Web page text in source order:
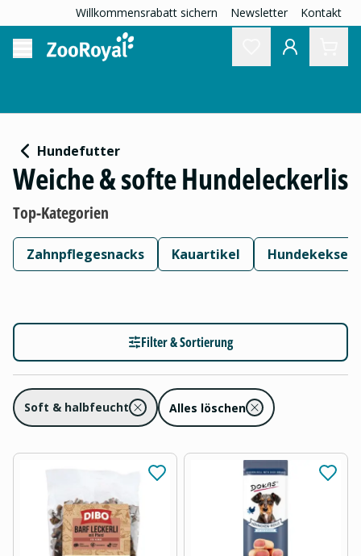
Willkommensrabatt sichern Newsletter Kontakt
Hundefutter
Weiche & softe Hundeleckerlis
Top-Kategorien
Zahnpflegesnacks Kauartikel Hundekekse
Filter & Sortierung
Soft & halbfeucht Alles löschen